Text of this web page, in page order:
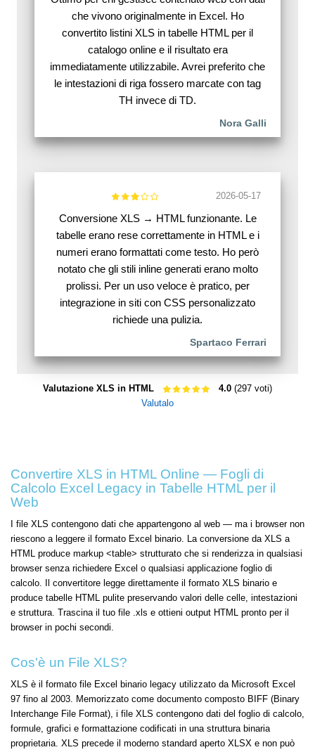
che vivono originalmente in Excel. Ho
convertito listini XLS in tabelle HTML per il
catalogo online e il risultato era
immediatamente utilizzabile. Avrei preferito che
le intestazioni di riga fossero marcate con tag
TH invece di TD.
Nora Galli
2026-05-17
Conversione XLS → HTML funzionante. Le
tabelle erano rese correttamente in HTML e i
numeri erano formattati come testo. Ho però
notato che gli stili inline generati erano molto
prolissi. Per un uso veloce è pratico, per
integrazione in siti con CSS personalizzato
richiede una pulizia.
Spartaco Ferrari
Valutazione XLS in HTML 4.0 (297 voti)
Valutalo
Convertire XLS in HTML Online — Fogli di
Calcolo Excel Legacy in Tabelle HTML per il
Web
I file XLS contengono dati che appartengono al web — ma i browser non
riescono a leggere il formato Excel binario. La conversione da XLS a
HTML produce markup <table> strutturato che si renderizza in qualsiasi
browser senza richiedere Excel o qualsiasi applicazione foglio di
calcolo. Il convertitore legge direttamente il formato XLS binario e
produce tabelle HTML pulite preservando valori delle celle, intestazioni
e struttura. Trascina il tuo file .xls e ottieni output HTML pronto per il
browser in pochi secondi.
Cos'è un File XLS?
XLS è il formato file Excel binario legacy utilizzato da Microsoft Excel
97 fino al 2003. Memorizzato come documento composto BIFF (Binary
Interchange File Format), i file XLS contengono dati del foglio di calcolo,
formule, grafici e formattazione codificati in una struttura binaria
proprietaria. XLS precede il moderno standard aperto XLSX e non può